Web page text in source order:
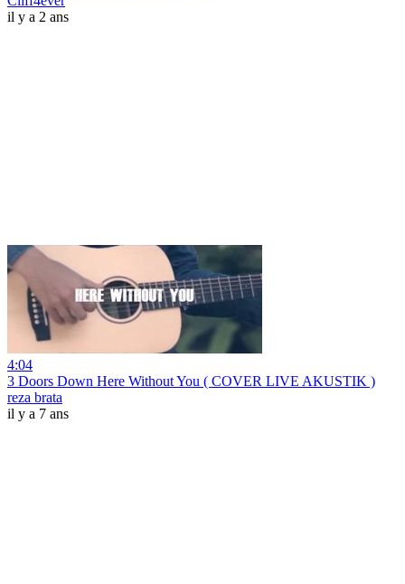
il y a 2 ans
4:04
3 Doors Down Here Without You ( COVER LIVE AKUSTIK )
reza brata
il y a 7 ans